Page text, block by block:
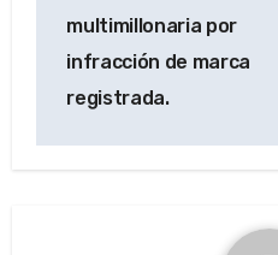
multimillonaria por
infracción de marca
registrada.